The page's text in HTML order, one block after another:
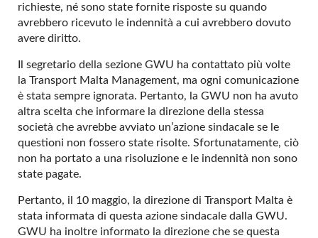
richieste, né sono state fornite risposte su quando
avrebbero ricevuto le indennità a cui avrebbero dovuto
avere diritto.
Il segretario della sezione GWU ha contattato più volte
la Transport Malta Management, ma ogni comunicazione
è stata sempre ignorata. Pertanto, la GWU non ha avuto
altra scelta che informare la direzione della stessa
società che avrebbe avviato un’azione sindacale se le
questioni non fossero state risolte. Sfortunatamente, ciò
non ha portato a una risoluzione e le indennità non sono
state pagate.
Pertanto, il 10 maggio, la direzione di Transport Malta è
stata informata di questa azione sindacale dalla GWU.
GWU ha inoltre informato la direzione che se questa